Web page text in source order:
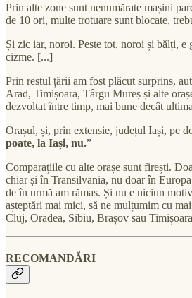
Prin alte zone sunt nenumărate mașini
de 10 ori, multe trotuare sunt blocate,
Și zic iar, noroi. Peste tot, noroi și bălți, e
cizme. [...]
Prin restul țării am fost plăcut surprins,
Arad, Timișoara, Târgu Mureș și alte
dezvoltat între timp, mai bune decât
Orașul, și, prin extensie, județul Iași, pe
poate, la Iași, nu.”
Comparațiile cu alte orașe sunt firești.
chiar și în Transilvania, nu doar în
de în urmă am rămas. Și nu e niciun
așteptări mai mici, să ne mulțumim cu
Cluj, Oradea, Sibiu, Brașov sau
RECOMANDĂRI